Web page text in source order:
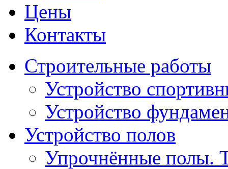
Цены
Контакты
Строительные работы
Устройство
Устройство
Устройство полов
Упрочнённые полы.